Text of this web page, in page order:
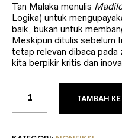
Tan Malaka menulis
Logika) untuk
baik, bukan untuk
Meskipun ditulis sebelum
tetap relevan dibaca pada
kita berpikir kritis dan
TAMBAH